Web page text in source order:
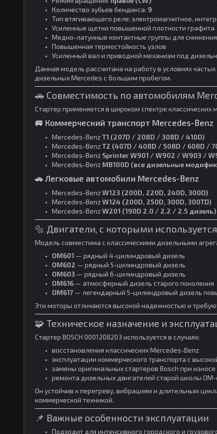
Количество зубьев бендикса: 9
Тип втягивающего реле: электромагнитное,
Усиленные щетки повышенной плотности графита
Медно-латунные контактные группы для
Повышенная термостойкость узлов
Усиленный вал и приводной механизм под
Данная модель рассчитана на работу в условиях
дизельных Mercedes с большим пробегом.
🚗 Совместимость по автомобилям
Стартер применяется в широком спектре
🚐 Коммерческий транспорт Mercedes-Benz
Mercedes-BenzT1 (207D / 208D / 308D / 410D)
Mercedes-BenzT2 (407D / 408D / 508D / 608D /
Mercedes-Benz Sprinter W901 / W902 / W903 /
Mercedes-Benz MB100D (все дизельные
🚗 Легковые автомобили Mercedes-Benz
Mercedes-BenzW123 (200D, 220D, 240D, 300D)
Mercedes-BenzW124 (200D, 250D, 300D, 300TD)
Mercedes-BenzW201 (190D 2.0 / 2.2 / 2.5 дизель)
🔩 Двигатели, с которыми используется
Модель совместима с классическими дизельными
OM601 — рядный 4-цилиндровый дизель
OM602 — рядный 5-цилиндровый дизель
OM603 — рядный 6-цилиндровый дизель
OM616 — атмосферный дизель старого поколения
OM617 — легендарный 5-цилиндровый дизель
Эти моторы отличаются высокой надежностью и
🧩 Техническое назначение и
Стартер BOSCH 0001208203 используется в случаях:
восстановления классических Mercedes-Benz
эксплуатации коммерческого транспорта с
замены оригинальных стартеров Bosch при
ремонта дизельных двигателей старой школы
Он устойчив к перегреву, вибрациям и длительным
коммерческой техникой.
📌 Важные особенности эксплуатации
Подходит для интенсивного городского и